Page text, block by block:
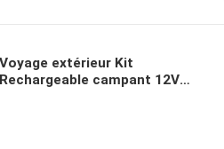
Voyage extérieur Kit
Rechargeable campant 12V